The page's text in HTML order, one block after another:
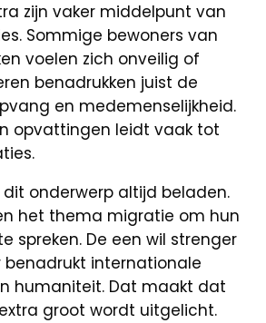
zijn vaker middelpunt van
Sommige bewoners van
voelen zich onveilig of
benadrukken juist de
en medemenselijkheid.
opvattingen leidt vaak tot
dit onderwerp altijd beladen.
het thema migratie om hun
spreken. De een wil strenger
benadrukt internationale
humaniteit. Dat maakt dat
groot wordt uitgelicht.